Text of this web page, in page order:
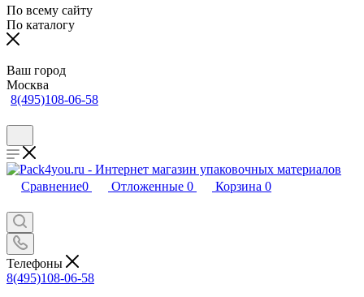
По всему сайту
По каталогу
Ваш город
Москва
8(495)108-06-58
Сравнение0 Отложенные 0 Корзина 0
Телефоны
8(495)108-06-58